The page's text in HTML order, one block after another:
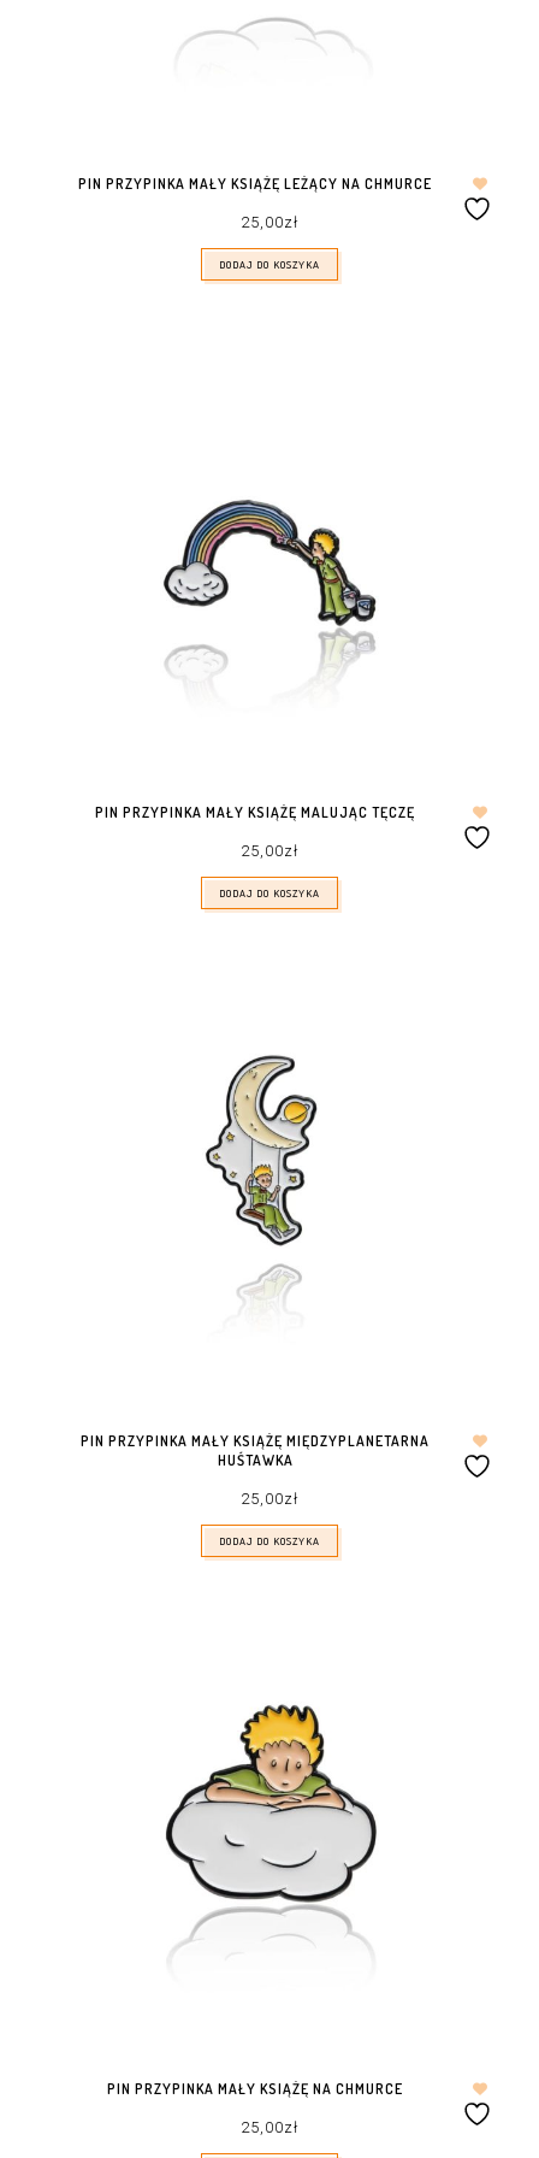
PIN PRZYPINKA MAŁY KSIĄŻĘ LEŻĄCY NA CHMURCE
25,00zł
DODAJ DO KOSZYKA
PIN PRZYPINKA MAŁY KSIĄŻĘ MALUJĄC TĘCZĘ
25,00zł
DODAJ DO KOSZYKA
PIN PRZYPINKA MAŁY KSIĄŻĘ MIĘDZYPLANETARNA
HUŚTAWKA
25,00zł
DODAJ DO KOSZYKA
PIN PRZYPINKA MAŁY KSIĄŻĘ NA CHMURCE
25,00zł